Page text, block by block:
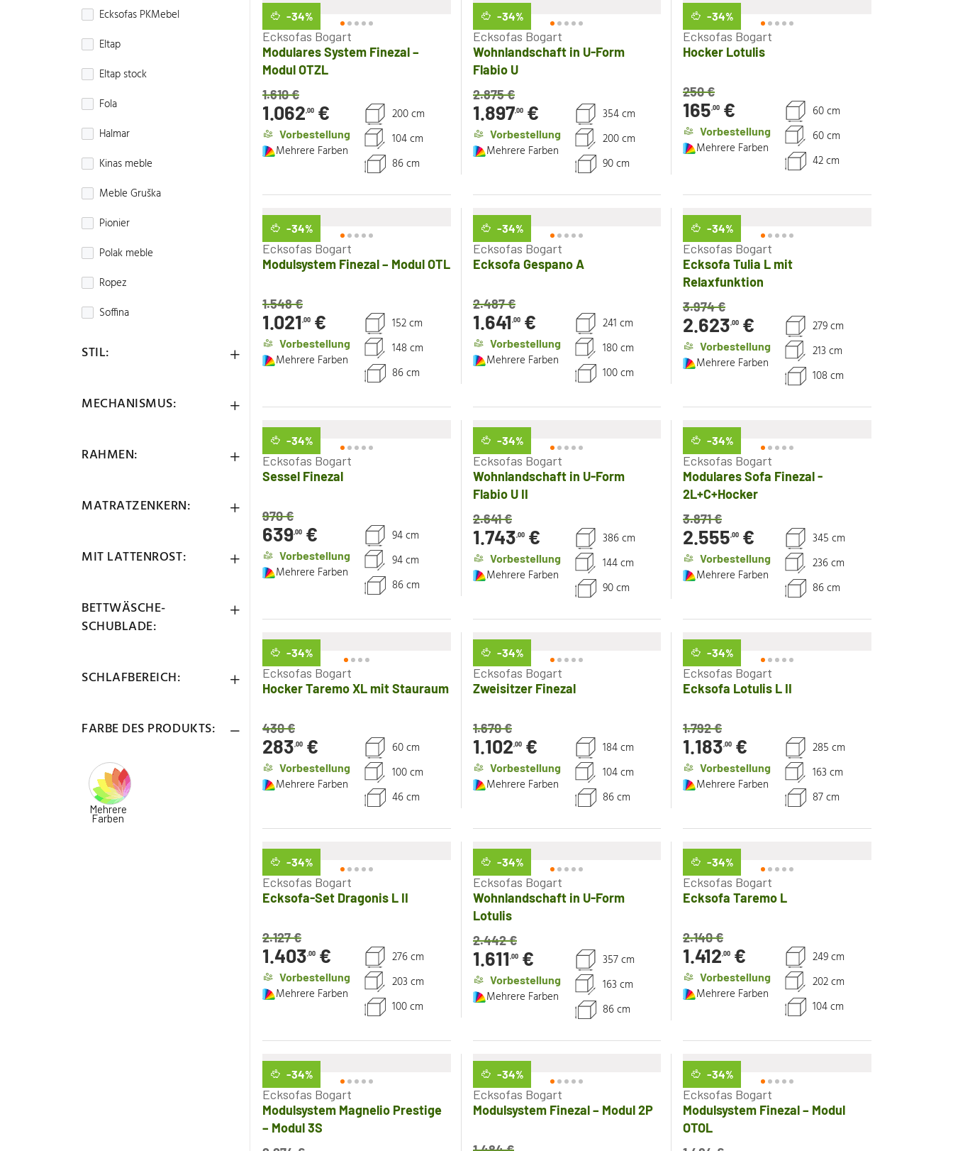
Ecksofas PKMebel
Eltap
Eltap stock
Fola
Halmar
Kinas meble
Meble Gruška
Pionier
Polak meble
Ropez
Soffina
STIL:
MECHANISMUS:
RAHMEN:
MATRATZENKERN:
MIT LATTENROST:
BETTWÄSCHE-
SCHUBLADE:
SCHLAFBEREICH:
FARBE DES PRODUKTS:
Mehrere
Farben
-34%
Ecksofas Bogart
Modulares System Finezal –
Modul OTZL
1.610€
1.062,00 €
Vorbestellung
Mehrere Farben
200 cm
104 cm
86 cm
-34%
Ecksofas Bogart
Wohnlandschaft in U-Form
Flabio U
2.875€
1.897,00€
Vorbestellung
Mehrere Farben
354 cm
200 cm
90 cm
-34%
Ecksofas Bogart
Hocker Lotulis
250€
165,00 €
Vorbestellung
Mehrere Farben
60 cm
60 cm
42 cm
-34%
Ecksofas Bogart
Modulsystem Finezal – Modul OTL
1.548€
1.021 ,00 €
Vorbestellung
Mehrere Farben
152 cm
148 cm
86 cm
-34%
Ecksofas Bogart
Ecksofa Gespano A
2.487€
1.641 ,00€
Vorbestellung
Mehrere Farben
241 cm
180 cm
100 cm
-34%
Ecksofas Bogart
Ecksofa Tulia L mit
Relaxfunktion
3.974€
2.623,00 €
Vorbestellung
Mehrere Farben
279 cm
213 cm
108 cm
-34%
Ecksofas Bogart
Sessel Finezal
970€
639,00 €
Vorbestellung
Mehrere Farben
94 cm
94 cm
86 cm
-34%
Ecksofas Bogart
Wohnlandschaft in U-Form
Flabio U II
2.641€
1.743,00€
Vorbestellung
Mehrere Farben
386 cm
144 cm
90 cm
-34%
Ecksofas Bogart
Modulares Sofa Finezal -
2L+C+Hocker
3.871€
2.555,00 €
Vorbestellung
Mehrere Farben
345 cm
236 cm
86 cm
-34%
Ecksofas Bogart
Hocker Taremo XL mit Stauraum
430€
283,00 €
Vorbestellung
Mehrere Farben
60 cm
100 cm
46 cm
-34%
Ecksofas Bogart
Zweisitzer Finezal
1.670€
1.102,00€
Vorbestellung
Mehrere Farben
184 cm
104 cm
86 cm
-34%
Ecksofas Bogart
Ecksofa Lotulis L II
1.792€
1.183,00 €
Vorbestellung
Mehrere Farben
285 cm
163 cm
87 cm
-34%
Ecksofas Bogart
Ecksofa-Set Dragonis L II
2.127€
1.403,00 €
Vorbestellung
Mehrere Farben
276 cm
203 cm
100 cm
-34%
Ecksofas Bogart
Wohnlandschaft in U-Form
Lotulis
2.442€
1.611 ,00€
Vorbestellung
Mehrere Farben
357 cm
163 cm
86 cm
-34%
Ecksofas Bogart
Ecksofa Taremo L
2.140€
1.412,00 €
Vorbestellung
Mehrere Farben
249 cm
202 cm
104 cm
-34%
Ecksofas Bogart
Modulsystem Magnelio Prestige
– Modul 3S
-34%
Ecksofas Bogart
Modulsystem Finezal – Modul 2P
-34%
Ecksofas Bogart
Modulsystem Finezal – Modul
OTOL